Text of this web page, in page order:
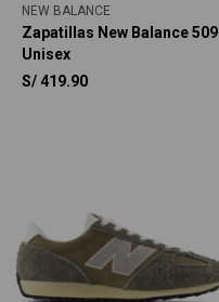
NEW BALANCE
Zapatillas New Balance 509
Unisex
S/ 419.90